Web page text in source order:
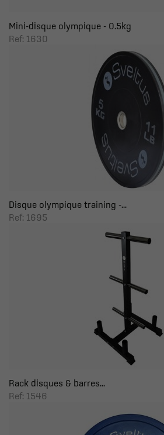
Mini-disque olympique - 0.5kg
Ref: 1630
Disque olympique training -...
Ref: 1695
Rack disques & barres...
Ref: 1546